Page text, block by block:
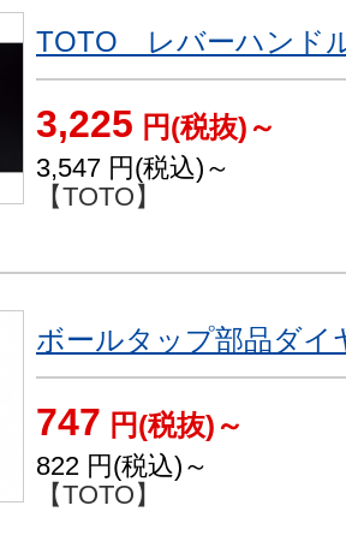
TOTO レバーハンド
3,225 円(税抜)～
3,547 円(税込)～
【TOTO】
ボールタップ部品ダイ
747 円(税抜)～
822 円(税込)～
【TOTO】